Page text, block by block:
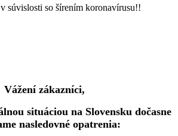
súvislosti so šírením koronavírusu!!
Vážení zákazníci,
situáciou na Slovensku dočasne
nasledovné opatrenia: